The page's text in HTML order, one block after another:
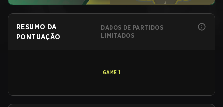
RESUMO DA
PONTUAÇÃO
DADOS DE PARTIDOS
LIMITADOS
GAME 1